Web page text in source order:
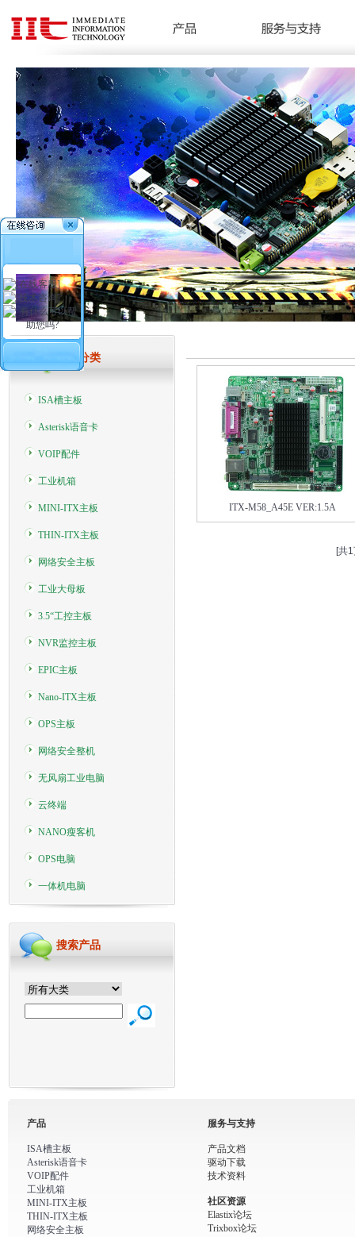
产品分类
ISA槽主板
Asterisk语音卡
VOIP配件
工业机箱
MINI-ITX主板
THIN-ITX主板
网络安全主板
工业大母板
3.5“工控主板
NVR监控主板
EPIC主板
Nano-ITX主板
OPS主板
网络安全整机
无风扇工业电脑
云终端
NANO瘦客机
OPS电脑
一体机电脑
搜索产品
ITX-M58_A45E VER:1.5A
[共
产品 服务与支持
ISA槽主板
Asterisk语音卡
VOIP配件
工业机箱
MINI-ITX主板
THIN-ITX主板
网络安全主板
产品文档
驱动下载
技术资料
社区资源
Elastix论坛
Trixbox论坛